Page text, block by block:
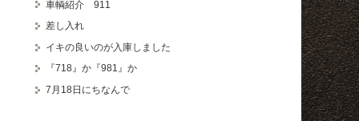
車輌紹介 911
差し入れ
イキの良いのが入庫しました
『718』か『981』か
7月18日にちなんで